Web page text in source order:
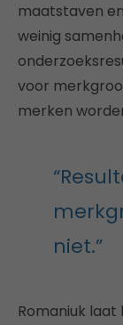
maatstaven
weinig
voor
merken
niet.”
Romaniuk